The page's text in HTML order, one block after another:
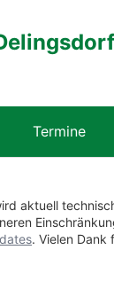
Termine
aktuell
. Vielen Dank